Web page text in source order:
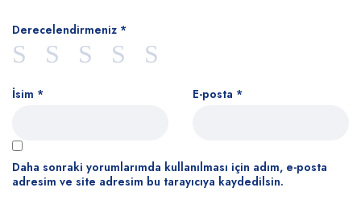
Derecelendirmeniz *
İsim * E-posta *
Daha sonraki yorumlarımda kullanılması için adım, e-posta
adresim ve site adresim bu tarayıcıya kaydedilsin.